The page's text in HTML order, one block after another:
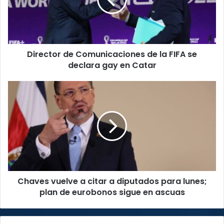
gay
Director de Comunicaciones de la FIFA se
declara gay en Catar
Chaves
vuelve
citar
a
diputados
para
lunes;
plan
eurobonos
Chaves vuelve a citar a diputados para lunes;
plan de eurobonos sigue en ascuas